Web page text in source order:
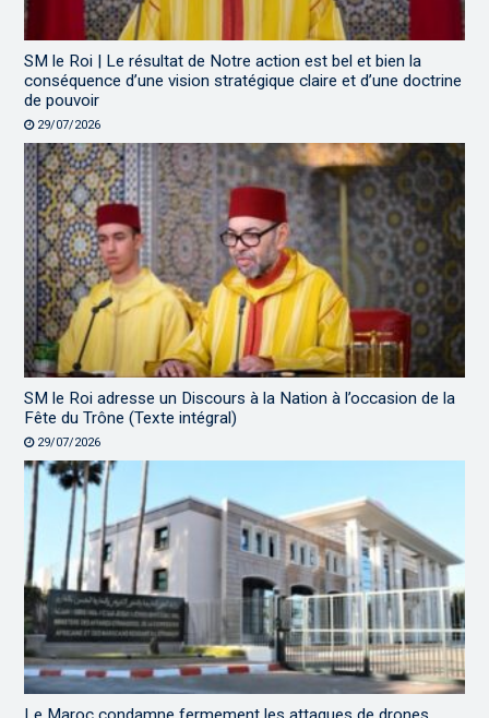
SM le Roi | Le résultat de Notre action est bel et bien la
conséquence d’une vision stratégique claire et d’une doctrine
de pouvoir
29/07/2026
SM le Roi adresse un Discours à la Nation à l’occasion de la
Fête du Trône (Texte intégral)
29/07/2026